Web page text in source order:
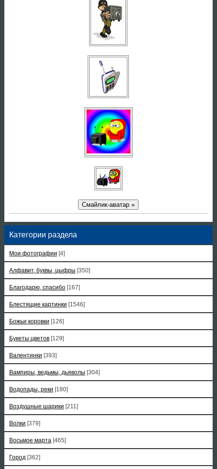
Смайлик-аватар »
Категории раздела
Мои фотографии [4]
Алфавит, буквы, цыфры [350]
Благодарю, спасибо [167]
Блестящие картинки [1546]
Божьи коровки [126]
Букеты цветов [129]
Валентинки [393]
Вампиры, ведьмы, дьяволы [304]
Водопады, реки [180]
Воздушные шарики [211]
Волки [379]
Восьмое марта [465]
Город [362]